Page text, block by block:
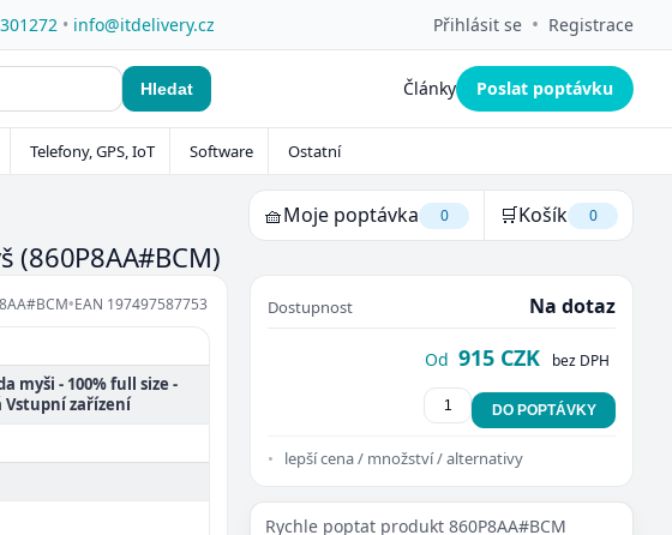
• info@itdelivery.cz Přihlásit se • Registrace
Hledat Články Poslat poptávku
Telefony, GPS, IoT Software Ostatní
🧺Moje poptávka 0 🛒Košík 0
(860P8AA#BCM)
•EAN 197497587753
myši - 100% full size -
Vstupní zařízení
Dostupnost Na dotaz
Od 915 CZK bez DPH
DO POPTÁVKY
lepší cena / množství / alternativy
Rychle poptat produkt 860P8AA#BCM